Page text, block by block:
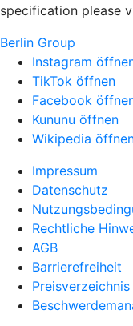
specification please
Berlin Group
Instagram
TikTok öffnen
Facebook
Kununu öffnen
Wikipedia
Impressum
Datenschutz
Rechtliche
AGB
Barrierefreiheit
Preisverzeichnis